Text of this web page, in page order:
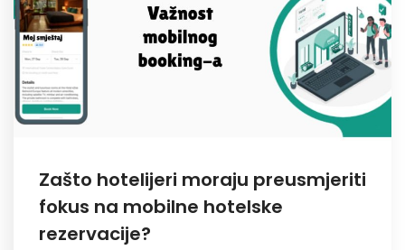
Zašto hotelijeri moraju preusmjeriti
fokus na mobilne hotelske
rezervacije?